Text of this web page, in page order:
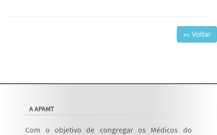
<< Voltar
A APAMT
Com o objetivo de congregar os Médicos do